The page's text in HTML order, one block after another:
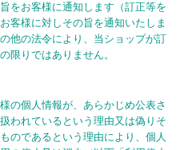
をお客様に通知します（訂正等を
客様に対しその旨を通知いたしま
他の法令により、当ショップが訂
限りではありません。
の個人情報が、あらかじめ公表さ
われているという理由又は偽りそ
のであるという理由により、個人